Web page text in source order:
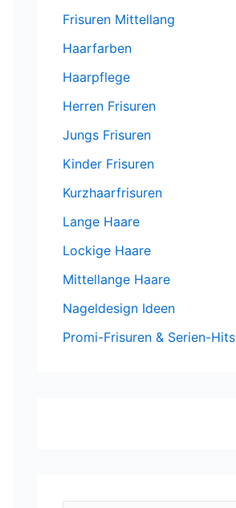
Frisuren Mittellang
Haarfarben
Haarpflege
Herren Frisuren
Jungs Frisuren
Kinder Frisuren
Kurzhaarfrisuren
Lange Haare
Lockige Haare
Mittellange Haare
Nageldesign Ideen
Promi-Frisuren & Serien-Hits